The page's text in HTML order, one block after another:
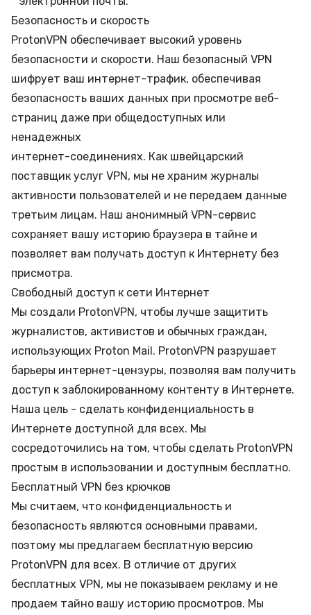
Безопасность и скорость
ProtonVPN обеспечивает высокий уровень
безопасности и скорости. Наш безопасный VPN
шифрует ваш интернет-трафик, обеспечивая
безопасность ваших данных при просмотре веб-
страниц даже при общедоступных или
ненадежных
интернет-соединениях. Как швейцарский
поставщик услуг VPN, мы не храним журналы
активности пользователей и не передаем данные
третьим лицам. Наш анонимный VPN-сервис
сохраняет вашу историю браузера в тайне и
позволяет вам получать доступ к Интернету без
присмотра.
Свободный доступ к сети Интернет
Мы создали ProtonVPN, чтобы лучше защитить
журналистов, активистов и обычных граждан,
использующих Proton Mail. ProtonVPN разрушает
барьеры интернет-цензуры, позволяя вам получить
доступ к заблокированному контенту в Интернете.
Наша цель - сделать конфиденциальность в
Интернете доступной для всех. Мы
сосредоточились на том, чтобы сделать ProtonVPN
простым в использовании и доступным бесплатно.
Бесплатный VPN без крючков
Мы считаем, что конфиденциальность и
безопасность являются основными правами,
поэтому мы предлагаем бесплатную версию
ProtonVPN для всех. В отличие от других
бесплатных VPN, мы не показываем рекламу и не
продаем тайно вашу историю просмотров. Мы